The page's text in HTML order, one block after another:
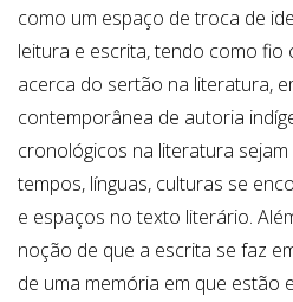
como um espaço de troca de
leitura e escrita, tendo como
acerca do sertão na literatura,
contemporânea de autoria
cronológicos na literatura sejam
tempos, línguas, culturas se
e espaços no texto literário.
noção de que a escrita se faz
de uma memória em que estão